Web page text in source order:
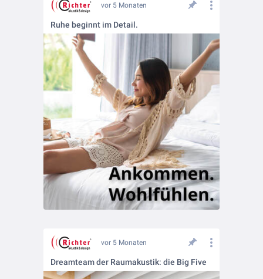
vor 5 Monaten
Ruhe beginnt im Detail.
vor 5 Monaten
Dreamteam der Raumakustik: die Big Five